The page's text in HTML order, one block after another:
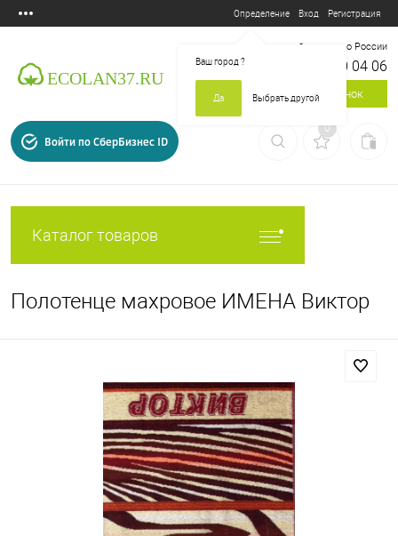
Определение
Ваш город?
Да Выбрать другой
Вход Регистрация
Бесплатный звонок по России
8 800 700 04 06
Заказать звонок
Войти по СберБизнес ID
0
Каталог товаров
Полотенце махровое ИМЕНА Виктор